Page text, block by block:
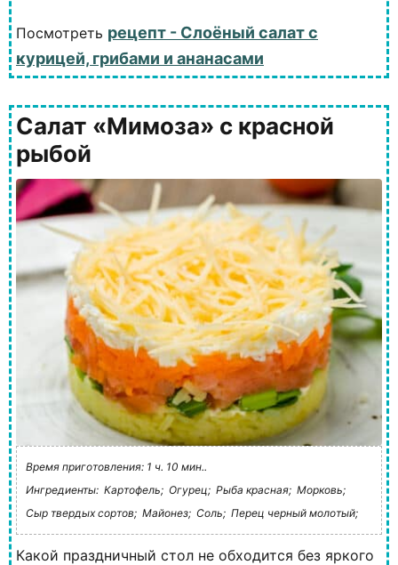
Посмотреть рецепт - Слоёный салат с
курицей, грибами и ананасами
Салат «Мимоза» с красной
рыбой
Время приготовления: 1 ч. 10 мин..
Ингредиенты: Картофель; Огурец; Рыба красная; Морковь;
Сыр твердых сортов; Майонез; Соль; Перец черный молотый;
Какой праздничный стол не обходится без яркого